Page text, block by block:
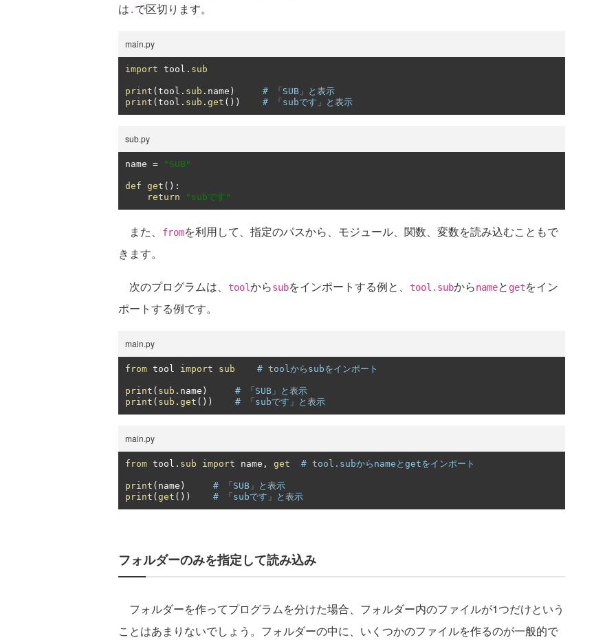
は . で区切ります。
main.py
import tool . sub
print ( tool . sub . name )
# 「SUB」と表示
print ( tool . sub . get ()) # 「subです」と表示
sub.py
name = "SUB"
def get ():
return
"subです"
また、 fromを利用して、指定のパスから、モジュール、関数、変数を読み込むこともで
きます。
次のプログラムは、 toolからsubをインポートする例と、 tool.subからnameと getをイン
ポートする例です。
main.py
from tool import sub # toolからsubをインポート
print ( sub . name )
# 「SUB」と表示
print ( sub . get ()) # 「subです」と表示
main.py
from tool . sub import name , get # tool.subからnameとgetをインポート
print ( name )
# 「SUB」と表示
print ( get ()) # 「subです」と表示
フォルダーのみを指定して読み込み
フォルダーを作ってプログラムを分けた場合、フォルダー内のファイルが1つだけという
ことはあまりないでしょう。フォルダーの中に、いくつかのファイルを作るのが一般的で